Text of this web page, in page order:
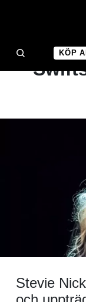
KÖP
Stevie